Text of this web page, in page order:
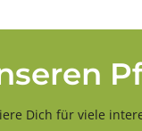
Dich für viele